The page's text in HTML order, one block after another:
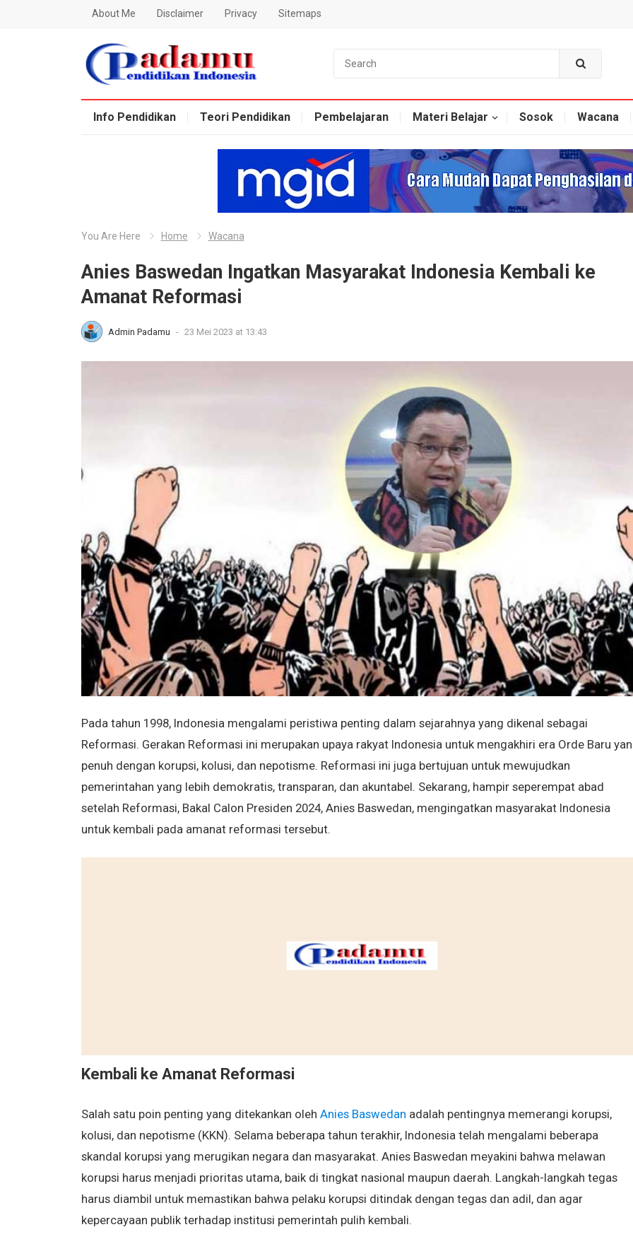
About Me Disclaimer Privacy Sitemaps
Blog Padamu
Info Pendidikan
Teori Pendidikan Pembelajaran Materi Belajar Sosok Wacana
You Are Here Home Wacana
Anies Baswedan Ingatkan Masyarakat Indonesia Kembali ke
Amanat Reformasi
Admin Padamu - 23 Mei 2023 at 13:43
Pada tahun 1998, Indonesia mengalami peristiwa penting dalam sejarahnya yang dikenal sebagai
Reformasi. Gerakan Reformasi ini merupakan upaya rakyat Indonesia untuk mengakhiri era Orde Baru
penuh dengan korupsi, kolusi, dan nepotisme. Reformasi ini juga bertujuan untuk mewujudkan
pemerintahan yang lebih demokratis, transparan, dan akuntabel. Sekarang, hampir seperempat abad
setelah Reformasi, Bakal Calon Presiden 2024, Anies Baswedan, mengingatkan masyarakat Indonesia
untuk kembali pada amanat reformasi tersebut.
Kembali ke Amanat Reformasi
Salah satu poin penting yang ditekankan oleh Anies Baswedan adalah pentingnya memerangi korupsi,
kolusi, dan nepotisme (KKN). Selama beberapa tahun terakhir, Indonesia telah mengalami beberapa
skandal korupsi yang merugikan negara dan masyarakat. Anies Baswedan meyakini bahwa melawan
korupsi harus menjadi prioritas utama, baik di tingkat nasional maupun daerah. Langkah-langkah tegas
harus diambil untuk memastikan bahwa pelaku korupsi ditindak dengan tegas dan adil, dan agar
kepercayaan publik terhadap institusi pemerintah pulih kembali.